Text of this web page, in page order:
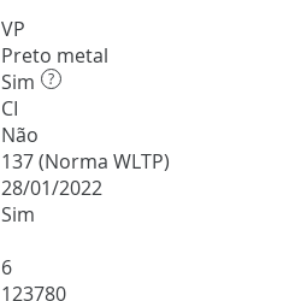
VP
Preto metal
Sim ?
CI
Não
137 (Norma WLTP)
28/01/2022
Sim
6
123780